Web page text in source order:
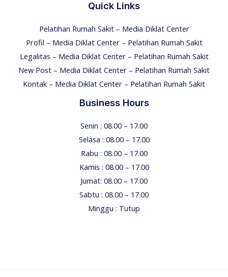
Quick Links
Pelatihan Rumah Sakit – Media Diklat Center
Profil – Media Diklat Center – Pelatihan Rumah Sakit
Legalitas – Media Diklat Center – Pelatihan Rumah Sakit
New Post – Media Diklat Center – Pelatihan Rumah Sakit
Kontak – Media Diklat Center – Pelatihan Rumah Sakit
Business Hours
Senin : 08.00 – 17.00
Selasa : 08.00 – 17.00
Rabu : 08.00 – 17.00
Kamis : 08.00 – 17.00
Jumat: 08.00 – 17.00
Sabtu : 08.00 – 17.00
Minggu : Tutup